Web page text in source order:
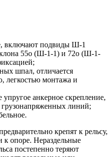
включают подвиды Ш-1
55о (Ш-1-1) и 72о (Ш-1-
шпал, отличается
легкостью монтажа и
анкерное скрепление,
линий;
крепят к рельсу,
к опоре. Нераздельные
постепенно теряют